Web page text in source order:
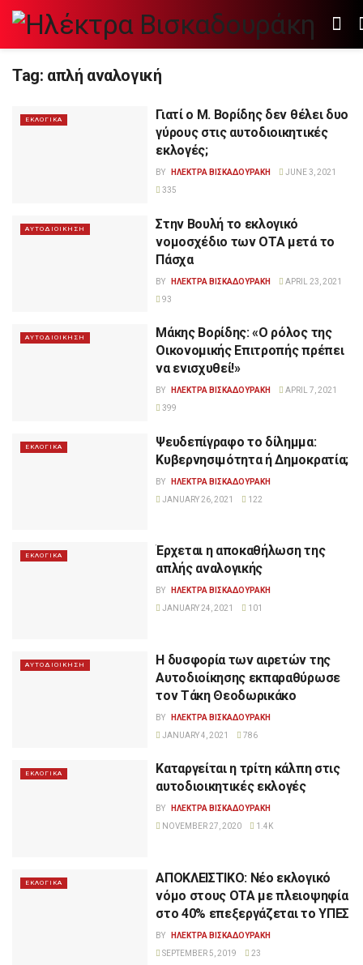
Tag: απλή αναλογική
ΕΚΛΟΓΙΚΑ
Γιατί ο Μ. Βορίδης δεν θέλει δυο
γύρους στις αυτοδιοικητικές
εκλογές;
BY ΗΛΕΚΤΡΑ ΒΙΣΚΑΔΟΥΡΑΚΗ
JUNE 3, 2021
335
ΑΥΤΟΔΙΟΙΚΗΣΗ
Στην Βουλή το εκλογικό
νομοσχέδιο των ΟΤΑ μετά το
Πάσχα
BY ΗΛΕΚΤΡΑ ΒΙΣΚΑΔΟΥΡΑΚΗ
APRIL 23, 2021
93
ΑΥΤΟΔΙΟΙΚΗΣΗ
Μάκης Βορίδης: «Ο ρόλος της
Οικονομικής Επιτροπής πρέπει
να ενισχυθεί!»
BY ΗΛΕΚΤΡΑ ΒΙΣΚΑΔΟΥΡΑΚΗ
APRIL 7, 2021
399
ΕΚΛΟΓΙΚΑ
Ψευδεπίγραφο το δίλημμα:
Κυβερνησιμότητα ή Δημοκρατία;
BY
ΗΛΕΚΤΡΑ ΒΙΣΚΑΔΟΥΡΑΚΗ
JANUARY 26, 2021
122
ΕΚΛΟΓΙΚΑ
Έρχεται η αποκαθήλωση της
απλής αναλογικής
BY
ΗΛΕΚΤΡΑ ΒΙΣΚΑΔΟΥΡΑΚΗ
JANUARY 24, 2021
101
ΑΥΤΟΔΙΟΙΚΗΣΗ
Η δυσφορία των αιρετών της
Αυτοδιοίκησης εκπαραθύρωσε
τον Τάκη Θεοδωρικάκο
BY
ΗΛΕΚΤΡΑ ΒΙΣΚΑΔΟΥΡΑΚΗ
JANUARY 4, 2021
786
ΕΚΛΟΓΙΚΑ
Καταργείται η τρίτη κάλπη στις
αυτοδιοικητικές εκλογές
BY
ΗΛΕΚΤΡΑ ΒΙΣΚΑΔΟΥΡΑΚΗ
NOVEMBER 27, 2020
1.4K
ΕΚΛΟΓΙΚΑ
ΑΠΟΚΛΕΙΣΤΙΚΟ: Νέο εκλογικό
νόμο στους ΟΤΑ με πλειοψηφία
στο 40% επεξεργάζεται το ΥΠΕΣ
BY
ΗΛΕΚΤΡΑ ΒΙΣΚΑΔΟΥΡΑΚΗ
SEPTEMBER 5, 2019
23